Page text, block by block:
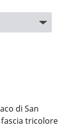
di San
tricolore